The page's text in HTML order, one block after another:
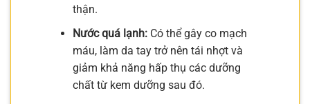
thận.
Nước quá lạnh:Có thể gây co mạch
máu, làm da tay trở nên tái nhợt và
giảm khả năng hấp thụ các dưỡng
chất từ kem dưỡng sau đó.